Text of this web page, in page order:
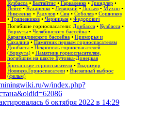
Кузбасса• Балтайтис• Гаркаленко • Гриндлер •
Иейте• Кухаренко • Левицкий• Лосьев• Мухин•
Николенко • Радулов• Син• Соболев• Сошников
• Трапезников• Черницын• Федорович
Погибшие горноспасатели: Донбасса• Кузбасса•
Воркуты• Челябинского бассейна•
Карагандинского бассейна• Приморья и
Сахалина• Памятник первым горноспасателям
Донбасса• Некрополь горноспасателей
(Воркута)• Памятник горноспасателям,
погибшим на шахте Бутовка-Донецкая
Британские горноспасатели• Владимир
Новиков.Горноспасатели• Внезапный выброс
(фильм)
w/index.php?
6 октября 2022 в 14:29